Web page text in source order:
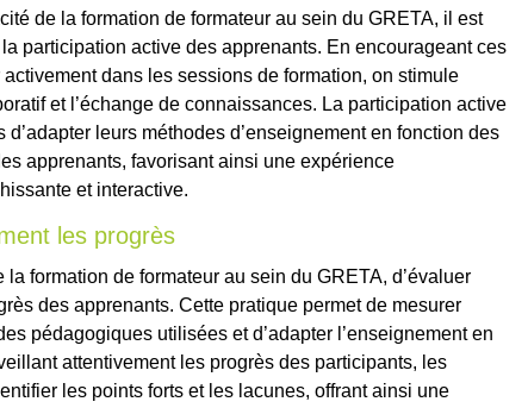
de la formation de formateur au sein du GRETA, il est
participation active des apprenants. En encourageant ces
activement dans les sessions de formation, on stimule
et l’échange de connaissances. La participation active
d’adapter leurs méthodes d’enseignement en fonction des
apprenants, favorisant ainsi une expérience
et interactive.
les progrès
la formation de formateur au sein du GRETA, d’évaluer
des apprenants. Cette pratique permet de mesurer
pédagogiques utilisées et d’adapter l’enseignement en
attentivement les progrès des participants, les
les points forts et les lacunes, offrant ainsi une